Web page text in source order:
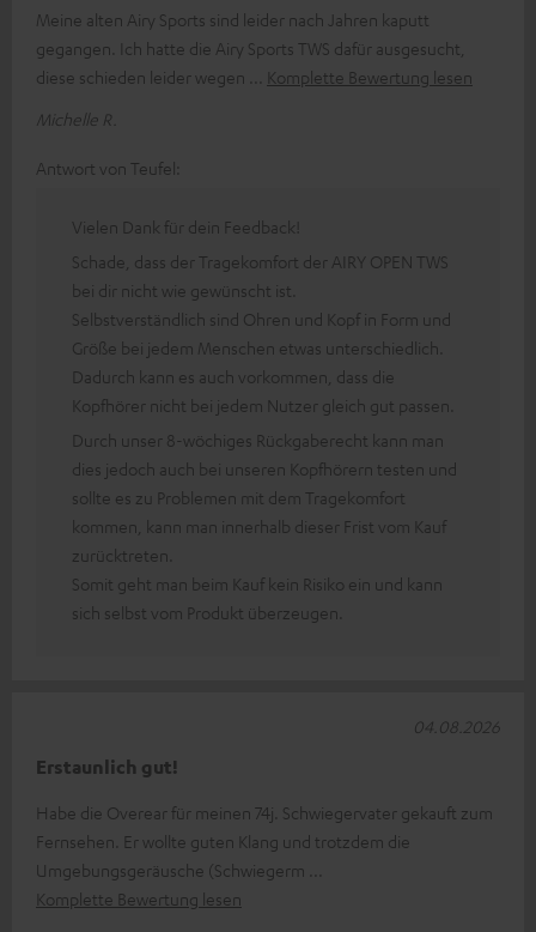
Meine alten Airy Sports sind leider nach Jahren kaputt
gegangen. Ich hatte die Airy Sports TWS dafür ausgesucht,
diese schieden leider wegen
Komplette Bewertung lesen
Michelle R.
Antwort von Teufel:
Vielen Dank für dein Feedback!
Schade, dass der Tragekomfort der AIRY OPEN TWS
bei dir nicht wie gewünscht ist.
Selbstverständlich sind Ohren und Kopf in Form und
Größe bei jedem Menschen etwas unterschiedlich.
Dadurch kann es auch vorkommen, dass die
Kopfhörer nicht bei jedem Nutzer gleich gut passen.
Durch unser 8-wöchiges Rückgaberecht kann man
dies jedoch auch bei unseren Kopfhörern testen und
sollte es zu Problemen mit dem Tragekomfort
kommen, kann man innerhalb dieser Frist vom Kauf
zurücktreten.
Somit geht man beim Kauf kein Risiko ein und kann
sich selbst vom Produkt überzeugen.
Erstaunlich gut!
Habe die Overear für meinen 74j. Schwiegervater gekauft zum
Fernsehen. Er wollte guten Klang und trotzdem die
Umgebungsgeräusche (Schwiegerm
Komplette Bewertung lesen
04.08.2026